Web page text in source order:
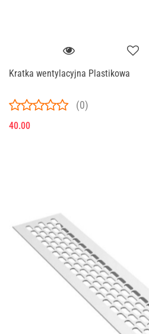
Kratka wentylacyjna Plastikowa
(0)
40.00